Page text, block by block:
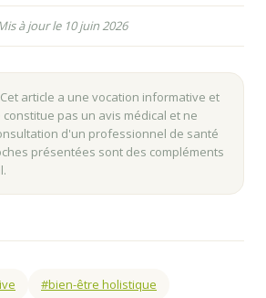
à jour le 10 juin 2026
article a une vocation informative et
pas un avis médical et ne
d'un professionnel de santé
présentées sont des compléments
#bien-être holistique